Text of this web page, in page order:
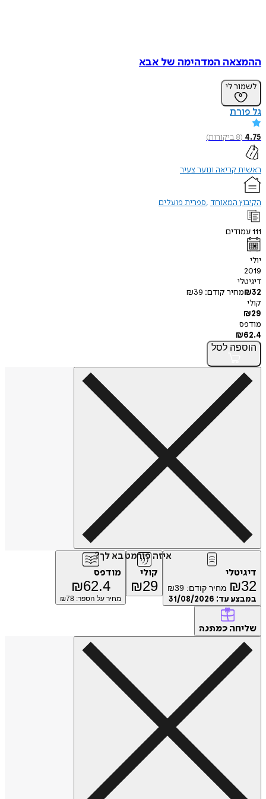
המדהימה של אבא
לי
8ביקורות)
קריאה ונוער צעיר
המאוחד ספרית פועלים
קודם:
₪39
לסל
איזה פורמט בא לך?
₪ מחיר קודם: ₪39
עד:31/08/2026
₪ 29
מודפס
₪62.4
מחיר על הספר: ₪78
כמתנה